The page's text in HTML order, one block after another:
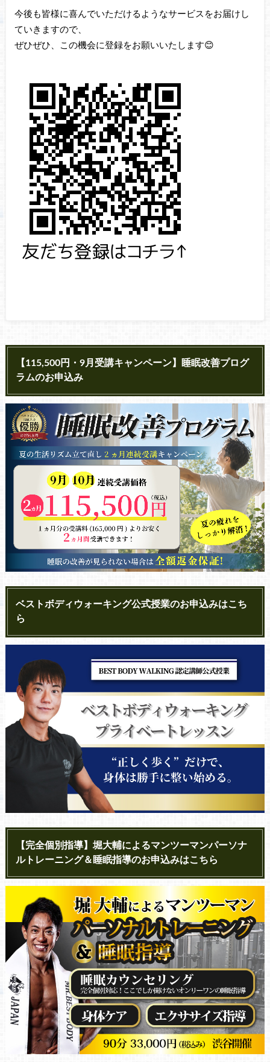
今後も皆様に喜んでいただけるようなサービスをお届けし
ていきますので、
ぜひぜひ、この機会に登録をお願いいたします😊
【115,500円・9月受講キャンペーン】睡眠改善プログ
ラムのお申込み
ベストボディウォーキング公式授業のお申込みはこち
ら
【完全個別指導】堀大輔によるマンツーマンパーソナ
ルトレーニング＆睡眠指導のお申込みはこちら